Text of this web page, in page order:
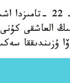
بەيجىڭ.
العاشقى
ۇزىندىققا